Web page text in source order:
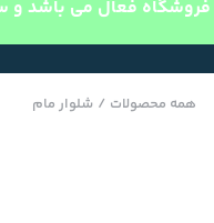
فروشگاه فعال می باشد و
همه محصولات / شلوار مام